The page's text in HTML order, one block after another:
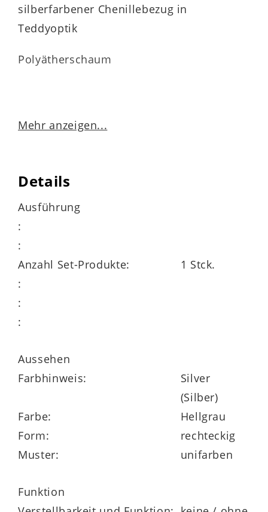
silberfarbener Chenillebezug in
Teddyoptik
Polyätherschaum
Maßeca. 58 x 25 cm (L/BxH)
Highlights der Serie
inklusive manueller Kopfteilverstellung
preisgleich mit Kaltschaum oder
Federkern lieferbar
alle Rückseiten im Originalstoff bezogen
auch mit glänzenden Metallfüßen
erhältlich
mit manuellen oder motorischen
umfangreiche Stoffkollektion
individuell planbares Polsterprogramm
Mehr anzeigen...
Details
Ausführung
:
:
Anzahl Set-Produkte:
1 Stck.
:
:
:
Aussehen
Farbhinweis:
Silver
(Silber)
Farbe:
Hellgrau
Form:
rechteckig
Muster:
unifarben
Funktion